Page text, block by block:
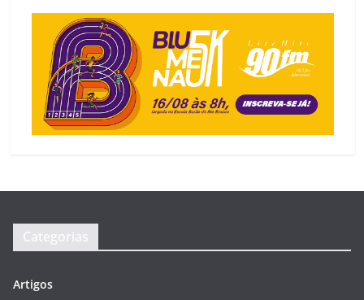
Categorias
Artigos